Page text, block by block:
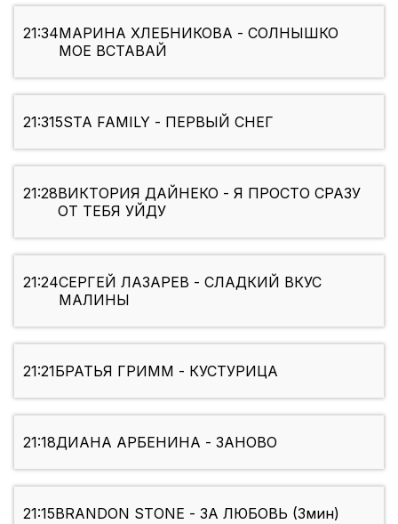
21:34МАРИНА ХЛЕБНИКОВА - СОЛНЫШКО
МОЕ ВСТАВАЙ
21:315STA FAMILY - ПЕРВЫЙ СНЕГ
21:28ВИКТОРИЯ ДАЙНЕКО - Я ПРОСТО СРАЗУ
ОТ ТЕБЯ УЙДУ
21:24СЕРГЕЙ ЛАЗАРЕВ - СЛАДКИЙ ВКУС
МАЛИНЫ
21:21БРАТЬЯ ГРИММ - КУСТУРИЦА
21:18ДИАНА АРБЕНИНА - ЗАНОВО
21:15BRANDON STONE - ЗА ЛЮБОВЬ (3мин)